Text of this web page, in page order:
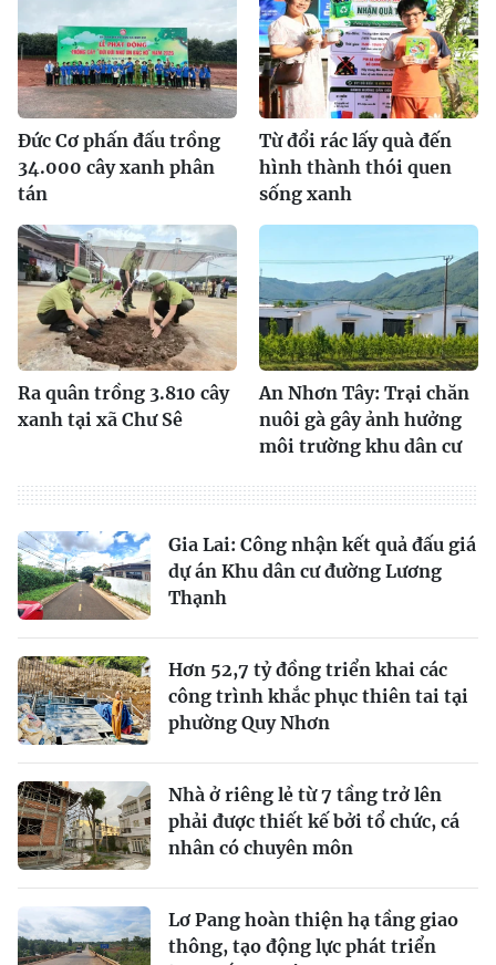
Đức Cơ phấn đấu trồng
34.000 cây xanh phân
tán
Từ đổi rác lấy quà đến
hình thành thói quen
sống xanh
Ra quân trồng 3.810 cây
xanh tại xã Chư Sê
An Nhơn Tây: Trại chăn
nuôi gà gây ảnh hưởng
môi trường khu dân cư
Gia Lai: Công nhận kết quả đấu giá
dự án Khu dân cư đường Lương
Thạnh
Hơn 52,7 tỷ đồng triển khai các
công trình khắc phục thiên tai tại
phường Quy Nhơn
Nhà ở riêng lẻ từ 7 tầng trở lên
phải được thiết kế bởi tổ chức, cá
nhân có chuyên môn
Lơ Pang hoàn thiện hạ tầng giao
thông, tạo động lực phát triển